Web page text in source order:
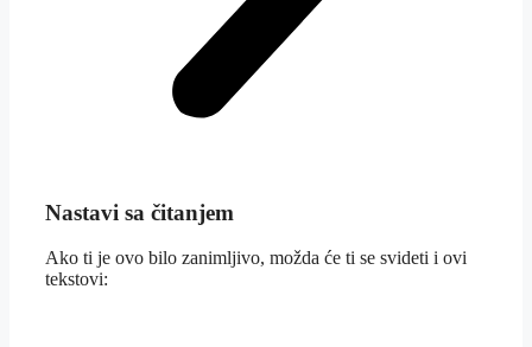
Nastavi sa čitanjem
Ako ti je ovo bilo zanimljivo, možda će ti se svideti i ovi
tekstovi: